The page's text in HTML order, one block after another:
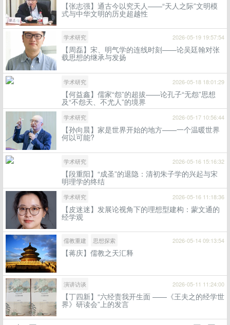
【张志强】通古今以究天人——“天人之际”文明模
式与中华文明的历史超越性
学术研究 2026-05-19 19:57:54
【周磊】宋、明气学的连线时刻——论吴廷翰对张
载思想的继承与发扬
学术研究 2026-05-18 18:01:29
【何益鑫】儒家“怨”的超拔——论孔子“无怨”思想
及“不怨天、不尤人”的境界
学术研究 2026-05-17 10:56:44
【孙向晨】家是世界开始的地方——一个温暖世界
何以可能?
学术研究 2026-05-16 15:16:32
【段重阳】“成圣”的退隐：清初朱子学的兴起与宋
明理学的终结
学术研究 2026-05-16 11:18:36
【皮迷迷】发展论视角下的理想型建构：蒙文通的
经学观
儒教重建 思想探索 2026-05-14 09:13:54
【蒋庆】儒教之天汇释
演讲访谈 2026-05-11 11:24:00
【丁四新】“六经责我开生面 ——《王夫之的经学世
界》研读会”上的发言